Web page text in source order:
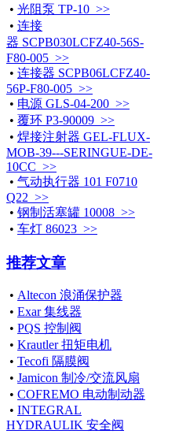
• 光阻泵 TP-10 >>
• 连接
器 SCPB030LCFZ40-56S-
F80-005 >>
• 连接器 SCPB06LCFZ40-
56P-F80-005 >>
• 电源 GLS-04-200 >>
• 覆环 P3-90009 >>
• 焊接注射器 GEL-FLUX-
MOB-39---SERINGUE-DE-
10CC >>
• 气动执行器 101 F0710
Q22 >>
• 钢制活塞罐 10008 >>
• 车灯 86023 >>
推荐文章
• Altecon 浪涌保护器
• Exar 集线器
• PQS 控制阀
• Krautler 扭矩电机
• Tecofi 隔膜阀
• Jamicon 制冷/交流风扇
• COFREMO 电动制动器
• INTEGRAL
HYDRAULIK 安全阀